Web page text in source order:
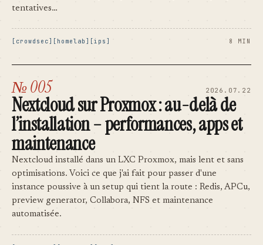
tentatives…
crowdsec homelab ips 8 MIN
№ 005 2026.07.22
Nextcloud sur Proxmox : au-delà de
l’installation – performances, apps et
maintenance
Nextcloud installé dans un LXC Proxmox, mais lent et sans
optimisations. Voici ce que j'ai fait pour passer d'une
instance poussive à un setup qui tient la route : Redis, APCu,
preview generator, Collabora, NFS et maintenance
automatisée.